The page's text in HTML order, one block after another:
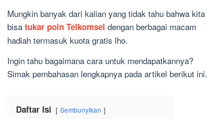
Mungkin banyak dari kalian yang tidak tahu bahwa kita
bisa tukar poin Telkomsel dengan berbagai macam
hadiah termasuk kuota gratis lho.
Ingin tahu bagaimana cara untuk mendapatkannya?
Simak pembahasan lengkapnya pada artikel berikut ini.
Daftar Isi Sembunyikan